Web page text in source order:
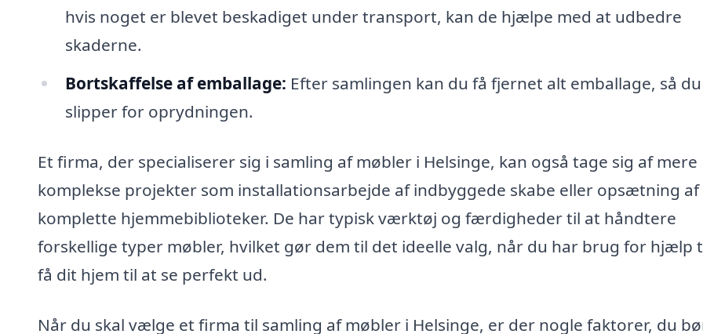
hvis noget er blevet beskadiget under transport, kan de hjælpe med at udbedre
skaderne.
Bortskaffelse af emballage: Efter samlingen kan du få fjernet alt emballage, så du
slipper for oprydningen.
Et firma, der specialiserer sig i samling af møbler i Helsinge, kan også tage sig af mere
komplekse projekter som installationsarbejde af indbyggede skabe eller opsætning af
komplette hjemmebiblioteker. De har typisk værktøj og færdigheder til at håndtere
forskellige typer møbler, hvilket gør dem til det ideelle valg, når du har brug for hjælp
få dit hjem til at se perfekt ud.
Når du skal vælge et firma til samling af møbler i Helsinge, er der nogle faktorer, du